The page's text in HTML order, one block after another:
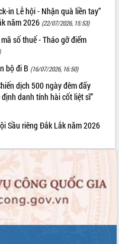
in Lễ hội - Nhận quà liền tay”
năm 2026 (22/07/2026, 15:53)
số thuế - Tháo gỡ điểm
bộ đi B (16/07/2026, 16:50)
dịch 500 ngày đêm đẩy
danh tính hài cốt liệt sĩ”
Sầu riêng Đắk Lắk năm 2026